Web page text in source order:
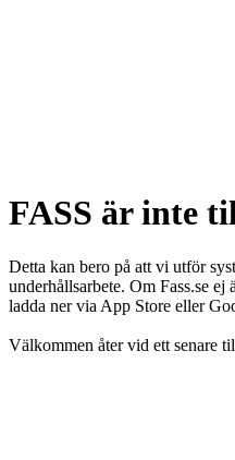
FASS är inte
Detta kan bero på att vi utför
underhållsarbete. Om Fass.se
ladda ner via App Store eller
Välkommen åter vid ett senare